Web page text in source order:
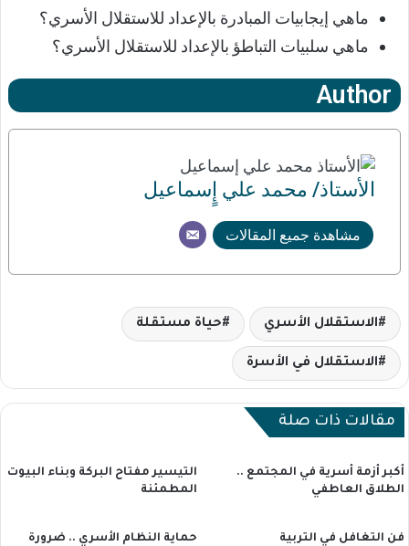
ماهي إيجابيات المبادرة بالإعداد للاستقلال الأسري؟
ماهي سلبيات التباطؤ بالإعداد للاستقلال الأسري؟
Author
الأستاذ/ محمد علي إٍسماعيل
مشاهدة جميع المقالات
الاستقلال الأسري حياة مستقلة
الاستقلال في الأسرة
مقالات ذات صلة
أكبر أزمة أسرية في المجتمع ..
الطلاق العاطفي
التيسير مفتاح البركة وبناء البيوت
المطمئنة
فن التغافل في التربية
حماية النظام الأسري .. ضرورة